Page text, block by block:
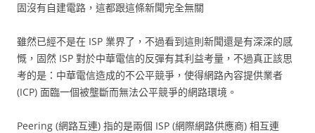
固沒有自建電路，這都跟這條新聞完全無關
雖然已經不是在 ISP 業界了，不過看到這則新聞還是有深深的感
慨，固然 ISP 對於中華電信的反彈有其利益考量，不過真正該思
考的是：中華電信造成的不公平競爭，使得網路內容提供業者
(ICP) 面臨一個被壟斷而無法公平競爭的網路環境。
Peering (網路互連) 指的是兩個 ISP (網際網路供應商) 相互連